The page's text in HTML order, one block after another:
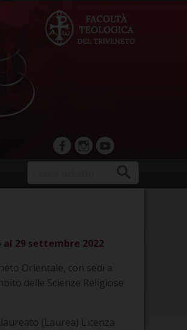
facebookInstagram
YouTube
al 29 settembre 2022
Orientale, con sedi a
delle Scienze Religiose
(Laurea) Licenza